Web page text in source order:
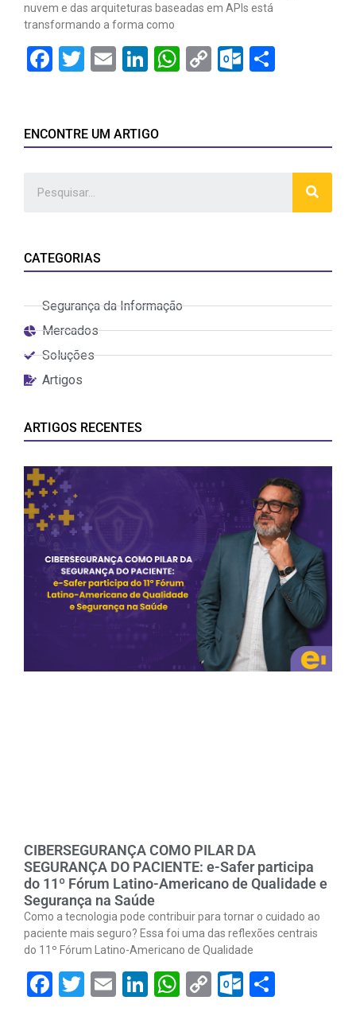
nuvem e das arquiteturas baseadas em APIs está
transformando a forma como
Facebook
Twitter
EmailLinkedIn
WhatsApp
Copy
ENCONTRE UM ARTIGO
CATEGORIAS
Segurança da Informação
Mercados
Soluções
Artigos
ARTIGOS RECENTES
CIBERSEGURANÇA COMO PILAR DA
SEGURANÇA DO PACIENTE: e-Safer participa
do 11º Fórum Latino-Americano de Qualidade e
Segurança na Saúde
Como a tecnologia pode contribuir para tornar o cuidado ao
paciente mais seguro? Essa foi uma das reflexões centrais
do 11º Fórum Latino-Americano de Qualidade
Facebook
Twitter
EmailLinkedIn
WhatsApp
Copy